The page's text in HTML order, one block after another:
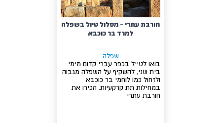
חורבת עתרי - מסלול טיול בשפלה
למרד בר כוכבא
שפלה
בואו לטייל בכפר עברי קדום מימי
בית שני, להשקיף על השפלה מגבוה
ולזחול כמו לוחמי בר כוכבא
במחילות תת קרקעיות. הכירו את
חורבת עתרי